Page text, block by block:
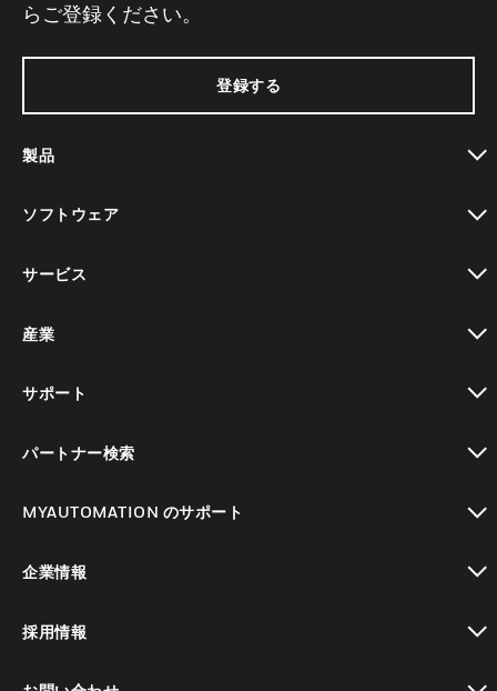
らご登録ください。
登録する
製品
ソフトウェア
サービス
産業
サポート
パートナー検索
MYAUTOMATION のサポート
企業情報
採用情報